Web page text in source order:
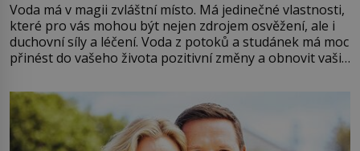
Voda má v magii zvláštní místo. Má jedinečné vlastnosti,
které pro vás mohou být nejen zdrojem osvěžení, ale i
duchovní síly a léčení. Voda z potoků a studánek má moc
přinést do vašeho života pozitivní změny a obnovit vaši
můžete obohatit své rituály a přinést do svého života
větší harmonii a klid. Je důležité